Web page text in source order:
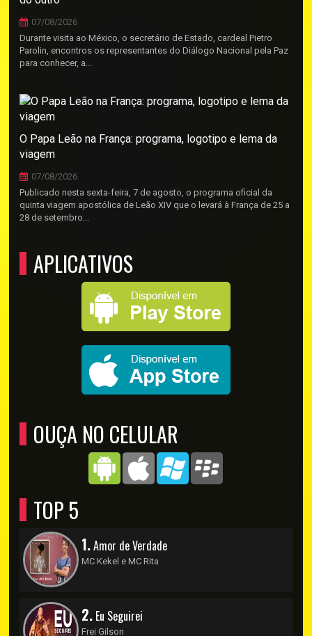
07/08/2026
Durante visita ao México, o secretário de Estado, cardeal Pietro
Parolin, encontros os representantes do Diálogo Nacional pela Paz
para conhecer, a...
O Papa Leão na França: programa, logotipo e lema da
viagem
07/08/2026
Publicado nesta sexta-feira, 7 de agosto, o programa oficial da
quinta viagem apostólica de Leão XIV que o levará à França de 25 a
28 de setembro...
APLICATIVOS
OUÇA NO CELULAR
TOP 5
1.Amor de Verdade
MC Kekel e MC Rita
2. Eu Seguirei
Frei Gilson